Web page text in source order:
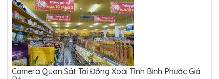
Camera Quan Sát Tại Đồng Xoài Tỉnh Bình Phước Giá